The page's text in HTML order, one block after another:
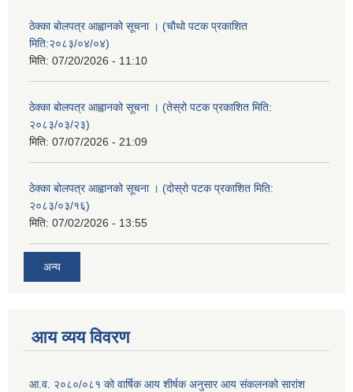
ठेक्का बोलपत्र आह्वानको सूचना । (चौथो पटक प्रकाशित
मिति:२०८३/०४/०४)
मिति: 07/20/2026 - 11:10
ठेक्का बोलपत्र आह्वानको सूचना । (तेस्रो पटक प्रकाशित मिति:
२०८३/०३/२३)
मिति: 07/07/2026 - 21:09
ठेक्का बोलपत्र आह्वानको सूचना । (दोस्रो पटक प्रकाशित मिति:
२०८३/०३/१६)
मिति: 07/02/2026 - 13:55
अन्य
आय व्यय विवरण
आ.व. २०८०/०८१ को वार्षिक आय शीर्षक अनुसार आय संकलनको सारांश